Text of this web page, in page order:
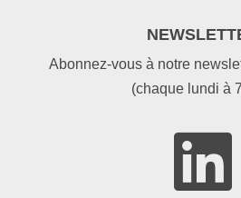
Abonnez-vous à notre
(chaque lundi à
